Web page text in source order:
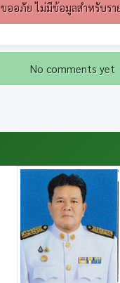
ขออภัย ไม่มีข้อมูลสำหรับรา
No comments yet